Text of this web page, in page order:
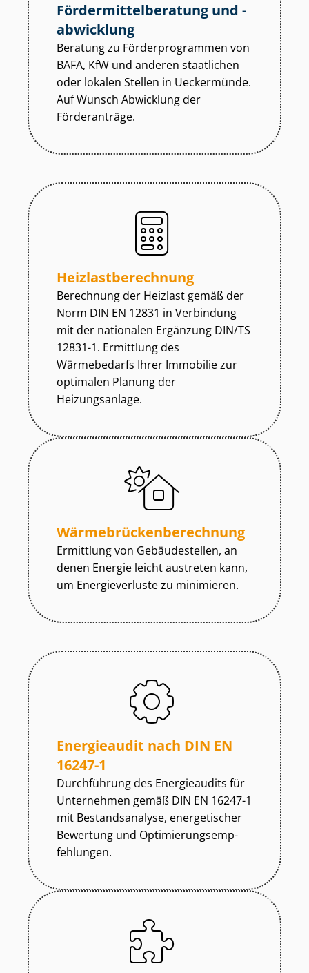
För­der­mit­tel­be­ra­tung und -
abwicklung
Beratung zu För­der­pro­gram­men von
BAFA, KfW und anderen staatlichen
oder lokalen Stellen in Ueckermünde.
Auf Wunsch Abwicklung der
Förderanträge.
Heiz­last­be­rech­nung
Berechnung der Heizlast gemäß der
Norm DIN EN 12831 in Verbindung
mit der nationalen Ergänzung DIN/TS
12831-1. Ermittlung des
Wärmebedarfs Ihrer Immobilie zur
optimalen Planung der
Heizungsanlage.
Wär­me­brü­cken­be­rech­nung
Ermittlung von Gebäudestellen, an
denen Energie leicht austreten kann,
um Energieverluste zu minimieren.
Energieaudit nach DIN EN
16247-1
Durchführung des Energieaudits für
Unternehmen gemäß DIN EN 16247-1
mit Bestandsanalyse, energetischer
Bewertung und Op­ti­mie­rungs­emp­
feh­lun­gen.